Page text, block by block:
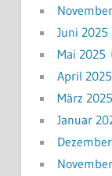
Juni 2025
Mai 2025
April 2025
März 2025
Januar